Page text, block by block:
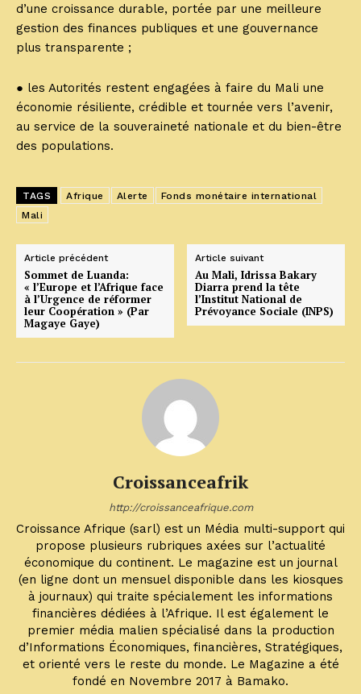
d’une croissance durable, portée par une meilleure
gestion des finances publiques et une gouvernance
plus transparente ;
● les Autorités restent engagées à faire du Mali une
économie résiliente, crédible et tournée vers l’avenir,
au service de la souveraineté nationale et du bien-être
des populations.
TAGS Afrique Alerte
Fonds monétaire international
Mali
Article précédent
Sommet de Luanda:
« l’Europe et l’Afrique face
à l’Urgence de réformer
leur Coopération » (Par
Magaye Gaye)
Article suivant
Au Mali, Idrissa Bakary
Diarra prend la tête
l’Institut National de
Prévoyance Sociale (INPS)
Croissanceafrik
http://croissanceafrique.com
Croissance Afrique (sarl) est un Média multi-support qui
propose plusieurs rubriques axées sur l’actualité
économique du continent. Le magazine est un journal
(en ligne dont un mensuel disponible dans les kiosques
à journaux) qui traite spécialement les informations
financières dédiées à l’Afrique. Il est également le
premier média malien spécialisé dans la production
d’Informations Économiques, financières, Stratégiques,
et orienté vers le reste du monde. Le Magazine a été
fondé en Novembre 2017 à Bamako.